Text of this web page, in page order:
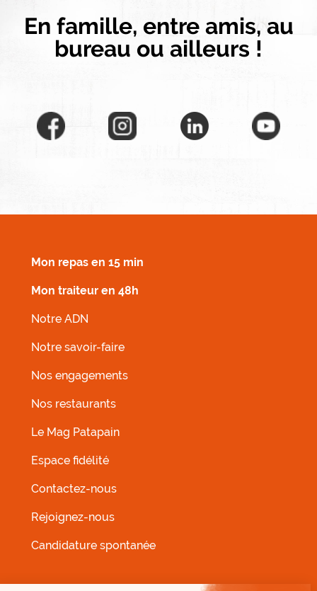
En famille, entre amis, au
bureau ou ailleurs !
Mon repas en 15 min
Mon traiteur en 48h
Notre ADN
Notre savoir-faire
Nos engagements
Nos restaurants
Le Mag Patapain
Espace fidélité
Contactez-nous
Rejoignez-nous
Candidature spontanée